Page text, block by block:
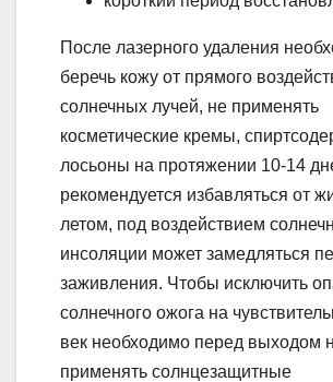
После лазерного удаления
беречь кожу от прямого
солнечных лучей, не применять
косметические кремы,
лосьоны на протяжении 10-14
рекомендуется избавляться от
летом, под воздействием
инсоляции может замедляться
заживления. Чтобы исключить
солнечного ожога на
век необходимо перед выходом
применять солнцезащитные